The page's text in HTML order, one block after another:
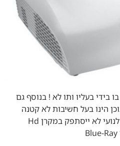
בידי בעליו ותו לא ! בנוסף גם
הינו בעל חשיבות לא קטנה
אדם אשר משתמש במחשב קולנועי לא ייסתפק במקרן Hd